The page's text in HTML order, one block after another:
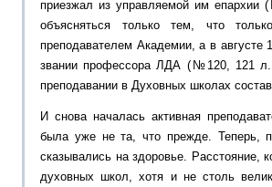
приезжал из управляемой им епархии
объясняться только тем, что
преподавателем Академии, а в
звании профессора ЛДА (№120, 121 л.
преподавании в Духовных школах
И снова началась активная
была уже не та, что прежде. Теперь,
сказывались на здоровье. Расстояние,
духовных школ, хотя и не столь